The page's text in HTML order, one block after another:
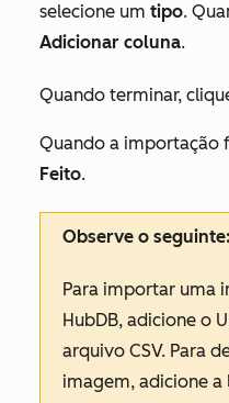
selecione um tipo.
Adicionar coluna.
Quando terminar,
Quando a importação
Feito.
Observe o seguinte:
Para importar uma
HubDB, adicione o
arquivo CSV. Para
imagem, adicione a